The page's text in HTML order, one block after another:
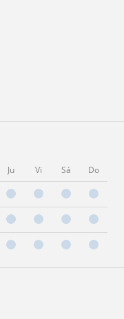
Ju Vi Sá Do